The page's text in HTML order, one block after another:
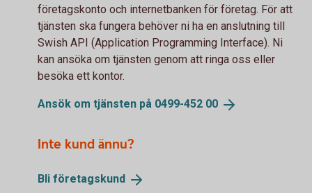
företagskonto och internetbanken för företag. För att
tjänsten ska fungera behöver ni ha en anslutning till
Swish API (Application Programming Interface). Ni
kan ansöka om tjänsten genom att ringa oss eller
besöka ett kontor.
Ansök om tjänsten på 0499-452 00
Inte kund ännu?
Bli företagskund